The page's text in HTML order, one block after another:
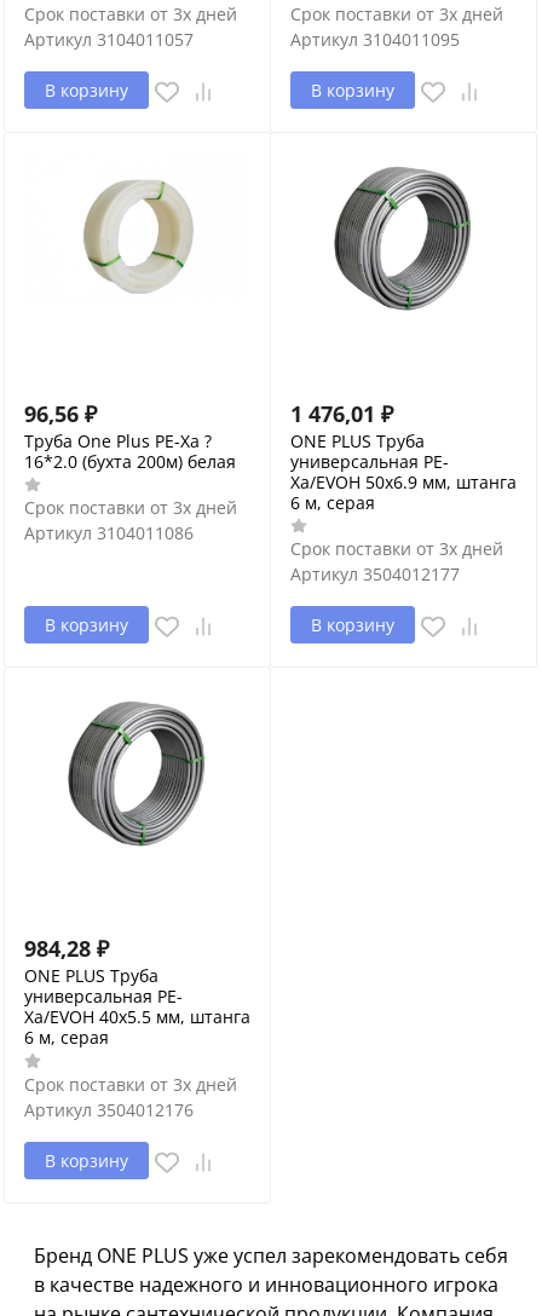
Срок поставки от 3х дней
Артикул 3104011057
В корзину
Срок поставки от 3х дней
Артикул 3104011095
В корзину
96,56 ₽
Труба One Plus PE-Xa ?
16*2.0 (бухта 200м) белая
Срок поставки от 3х дней
Артикул 3104011086
В корзину
1 476,01 ₽
ONE PLUS Труба
универсальная PE-
Xa/EVOH 50x6.9 мм, штанга
6 м, серая
Срок поставки от 3х дней
Артикул 3504012177
В корзину
984,28 ₽
ONE PLUS Труба
универсальная PE-
Xa/EVOH 40x5.5 мм, штанга
6 м, серая
Срок поставки от 3х дней
Артикул 3504012176
В корзину
Бренд ONE PLUS уже успел зарекомендовать себя
в качестве надежного и инновационного игрока